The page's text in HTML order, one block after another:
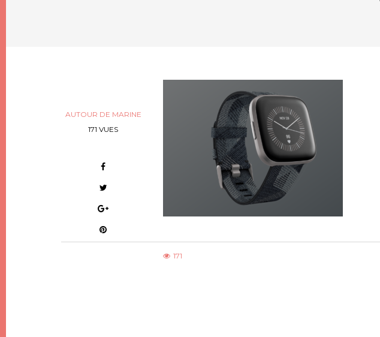
AUTOUR DE MARINE
171 VUES
171